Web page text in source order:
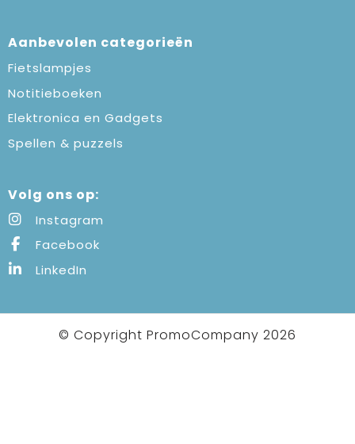
Aanbevolen categorieën
Fietslampjes
Notitieboeken
Elektronica en Gadgets
Spellen & puzzels
Volg ons op:
Instagram
Facebook
LinkedIn
© Copyright PromoCompany 2026